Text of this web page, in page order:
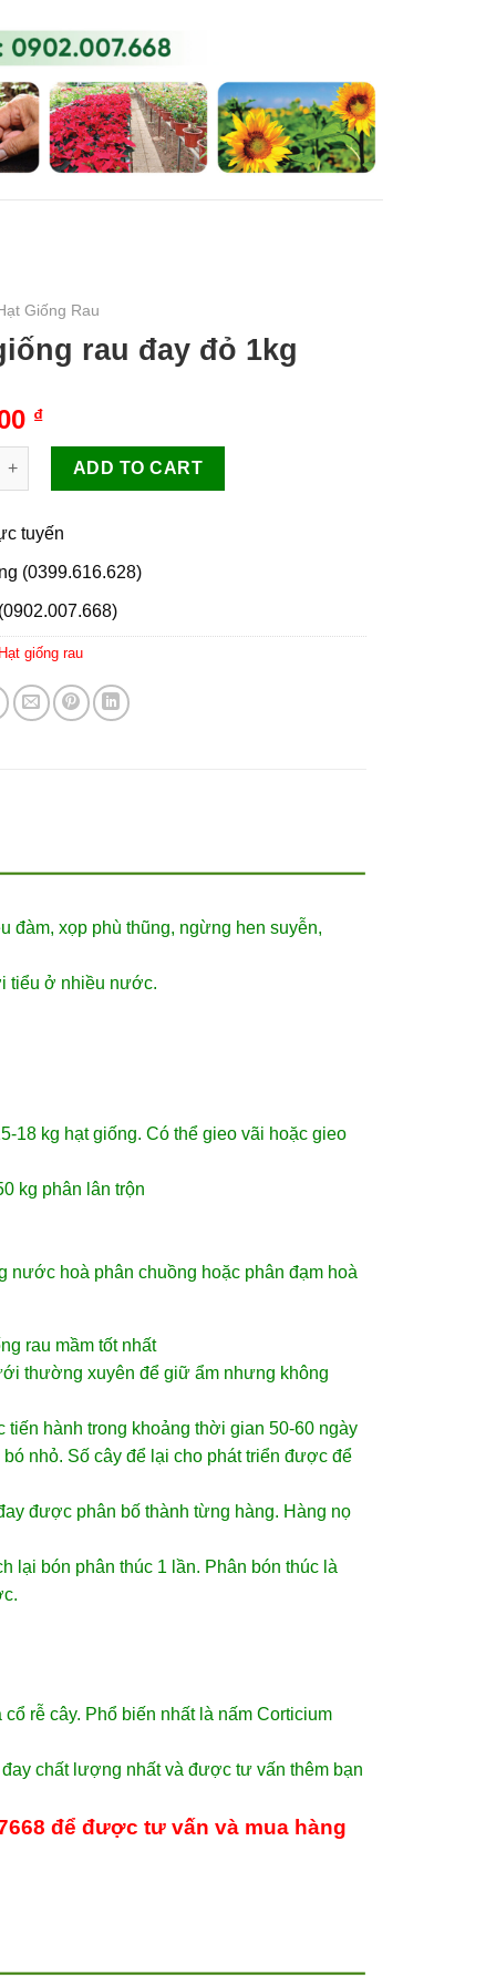
Giống Rau
rau đay đỏ 1kg
₫
rau đay đỏ 1kg quantity
ADD TO CART
tuyến
(0399.616.628)
giống rau
đàm, xọp phù thũng, ngừng hen suyễn,
tiểu ở nhiều nước.
18 kg hạt giống. Có thể gieo vãi hoặc gieo
kg phân lân trộn
hoà phân chuồng hoặc phân đạm hoà
rau mầmtốt nhất
thường xuyên để giữ ẩm nhưng không
hành trong khoảng thời gian 50-60 ngày
nhỏ. Số cây để lại cho phát triển được để
được phân bố thành từng hàng. Hàng nọ
lại bón phân thúc 1 lần. Phân bón thúc là
rễ cây. Phổ biến nhất là nấm Corticium
chất lượng nhất và được tư vấn thêm bạn
để được tư vấn và mua hàng